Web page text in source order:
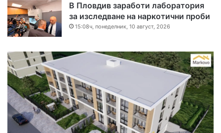
В Пловдив заработи лаборатория
за изследване на наркотични проби
15:08ч, понеделник, 10 август, 2026